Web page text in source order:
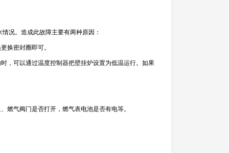
况。造成此故障主要有两种原因：
换密封圈即可。
可以通过温度控制器把壁挂炉设置为低温运行。如果
气阀门是否打开，燃气表电池是否有电等。